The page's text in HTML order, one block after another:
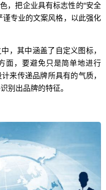
，把企业具有标志性的“安全
谨专业的文案风格，以此强化
，其中涵盖了自定义图标，
面，要避免只是简单地进行
来传递品牌所具有的气质，
别出品牌的特征。